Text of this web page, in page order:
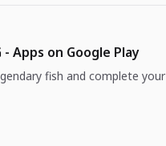
- Apps on Google Play
fish and complete your